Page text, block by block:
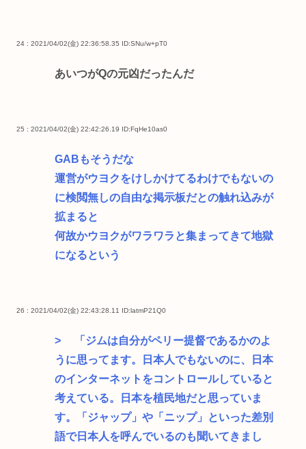
24 : 2021/04/02(金) 22:36:58.35 ID:SNu/w+pT0
あいつがQの元凶だったんだ
25 : 2021/04/02(金) 22:42:26.19 ID:FqHe10as0
GABもそうだな
運営がウヨクをけしかけてるわけでもないの
に検閲無しの自由な掲示板だとの触れ込みが
拡まると
何故かウヨクがワラワラと集まってきて地獄
になるという
26 : 2021/04/02(金) 22:43:28.11 ID:latmP21Q0
> 「ジムは自分がペリー提督であるかのよ
うに思ってます。日本人でもないのに、日本
のインターネットをコントロールしていると
考えている。日本を植民地だと思っていま
す。「ジャップ」や「ニップ」といった差別
語で日本人を呼んでいるのも聞いてきまし